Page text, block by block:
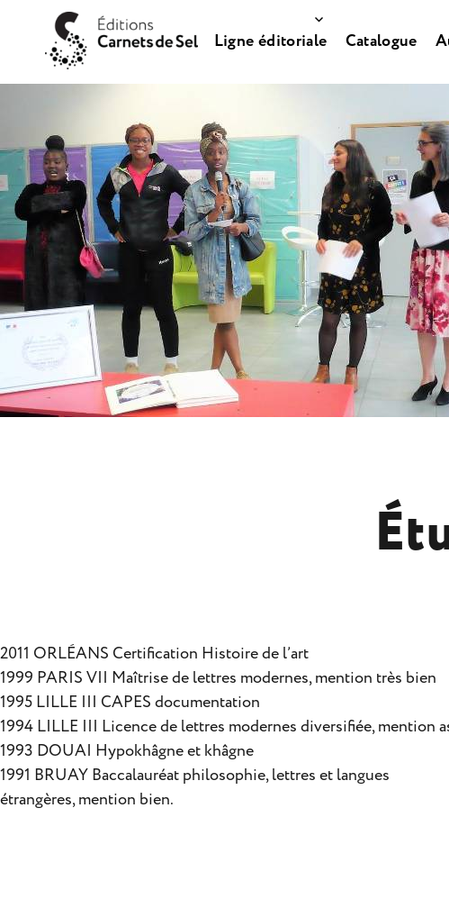
Ligne éditoriale Catalogue
2011 ORLÉANS Certification Histoire de l’art
1999 PARIS VII Maîtrise de lettres modernes, mention très bien
1995 LILLE III CAPES documentation
1994 LILLE III Licence de lettres modernes diversifiée, mention
1993 DOUAI Hypokhâgne et khâgne
1991 BRUAY Baccalauréat philosophie, lettres et langues
étrangères, mention bien.